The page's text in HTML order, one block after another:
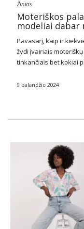
Žinios
Moteriškos
modeliai dabar
Pavasarį, kaip ir
žydi įvairiais
tinkančiais bet kokiai
universalus stiliaus
9 balandžio 2024